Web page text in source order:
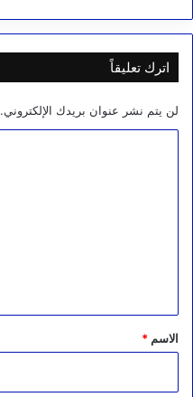
اترك تعليقاً
لن يتم نشر عنوان بريدك الإلكتروني.
*
الاسم *